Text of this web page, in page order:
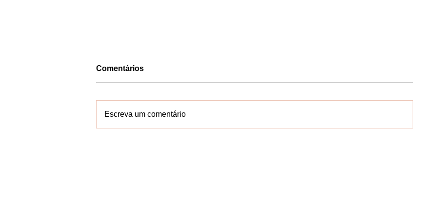
Comentários
Escreva um comentário